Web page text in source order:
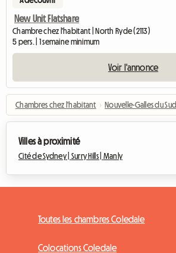
New Unit Flatshare
Chambre chez l'habitant | North Ryde (2113)
5 pers. | 1 semaine minimum
Voir l'annonce
Chambres chez l'habitant › Nouvelle-Galles du Sud
Villes à proximité
Cité de Sydney | Surry Hills | Manly
Toutes les chambres Coledale
Colocations Coledale